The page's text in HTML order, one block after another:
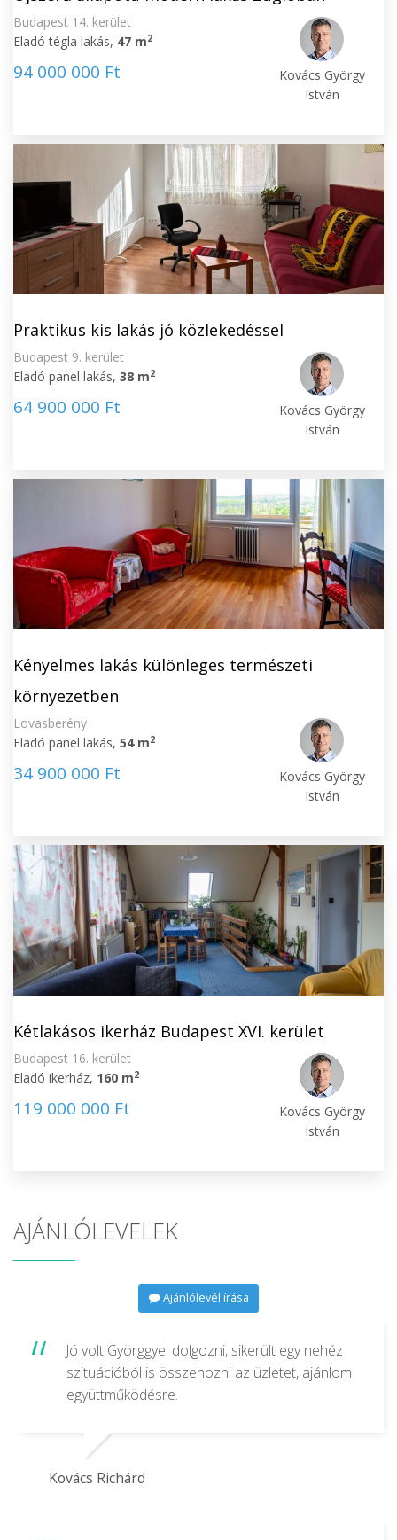
Budapest 14. kerület
Eladó tégla lakás, 47 m2
94 000 000 Ft
Kovács György
István
Praktikus kis lakás jó közlekedéssel
Budapest 9. kerület
Eladó panel lakás, 38 m2
64 900 000 Ft
Kovács György
István
Kényelmes lakás különleges természeti
környezetben
Lovasberény
Eladó panel lakás, 54 m2
34 900 000 Ft
Kovács György
István
Kétlakásos ikerház Budapest XVI. kerület
Budapest 16. kerület
Eladó ikerház, 160 m2
119 000 000 Ft
Kovács György
István
AJÁNLÓLEVELEK
Ajánlólevél írása
Jó volt Györggyel dolgozni, sikerült egy nehéz
szituációból is összehozni az üzletet, ajánlom
együttműködésre.
Kovács Richárd